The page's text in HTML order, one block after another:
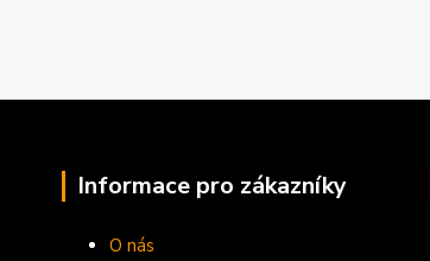
Informace pro zákazníky
O nás